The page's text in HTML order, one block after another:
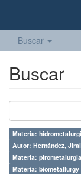
Buscar
Buscar
Materia:
Autor: Hernández,
Materia:
Materia: biometallurgy